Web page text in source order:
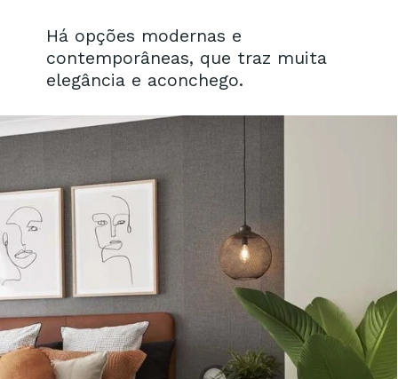
Há opções modernas e
contemporâneas, que traz muita
elegância e aconchego.